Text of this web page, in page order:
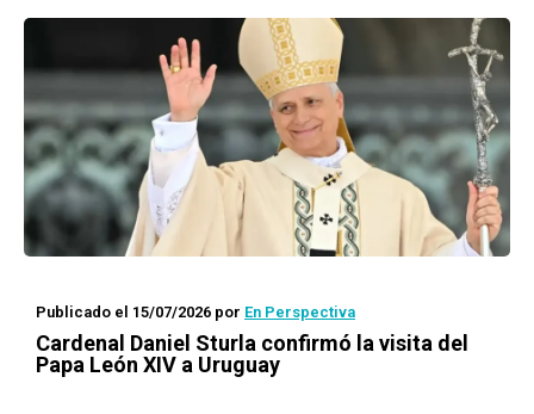
Publicado el 15/07/2026 por En Perspectiva
Cardenal Daniel Sturla confirmó la visita del
Papa León XIV a Uruguay